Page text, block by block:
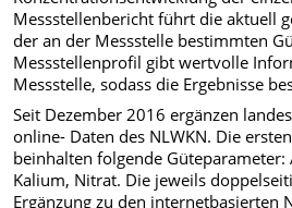
Messstellenbericht führt die aktuell
der an der Messstelle bestimmten
Messstellenprofil gibt wertvolle
Messstelle, sodass die Ergebnisse
Seit Dezember 2016 ergänzen
online- Daten des NLWKN. Die
beinhalten folgende
Kalium, Nitrat. Die jeweils
Ergänzung zu den internetbasierten